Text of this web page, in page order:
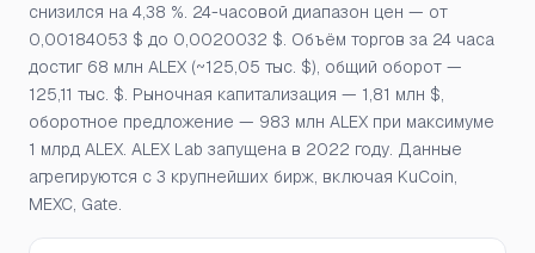
снизился на 4,38 %. 24-часовой диапазон цен — от
0,00184053 $ до 0,0020032 $. Объём торгов за 24 часа
достиг 68 млн ALEX (~125,05 тыс. $), общий оборот —
125,11 тыс. $. Рыночная капитализация — 1,81 млн $,
оборотное предложение — 983 млн ALEX при максимуме
1 млрд ALEX. ALEX Lab запущена в 2022 году. Данные
агрегируются с 3 крупнейших бирж, включая KuCoin,
MEXC, Gate.